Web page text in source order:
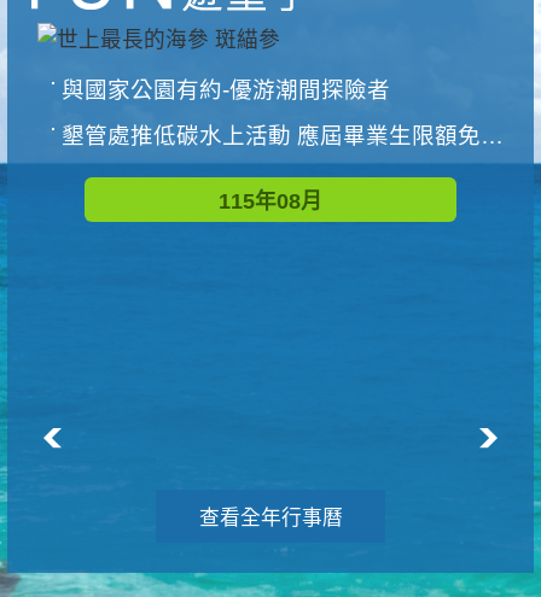
與國家公園有約-優游潮間探險者
墾管處推低碳水上活動 應屆畢業生限額免費參加
115年08月
查看全年行事曆